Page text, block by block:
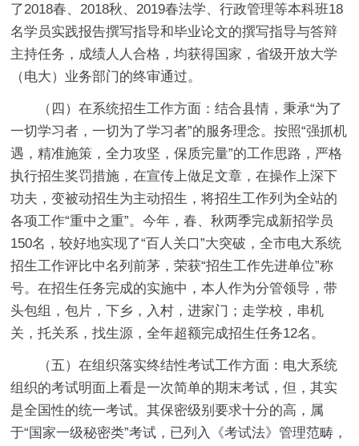
了2018春、2018秋、2019春法学、行政管理等本科班18
名学员实践报告撰写指导和毕业论文的撰写指导与答辩
主持任务，成绩人人合格，均获得国家，省级开放大学
（电大）业务部门的终审通过。
（四）在系统招生工作方面：结合县情，秉承“为了
一切学习者，一切为了学习者”的服务理念。按照“强抓机
遇，精准施策，全力攻坚，保质完量”的工作思路，严格
执行招生奖罚措施，在宣传上做足文章，在操作上深下
功夫，变被动招生为主动招生，将招生工作列为全站的
各项工作“重中之重”。今年，春、秋两季完成新招学员
150名，较好地实现了“百人关口”大突破，全市电大系统
招生工作评比中名列前茅，荣获“招生工作先进单位”称
号。在招生任务完成的实施中，本人作为分管领导，带
头包组，包片，下乡，入村，进家门；走学校，串机
关，托关系，找生源，全年超额完成招生任务12名。
（五）在组织落实终结性考试工作方面： 电大系统
组织的考试明面上看是一次简单的期末考试，但，其实
是全国性的统一考试。其保密级别要求十分的高，属
于“国家一级秘密类”考试，已列入《考试法》管理范畴，